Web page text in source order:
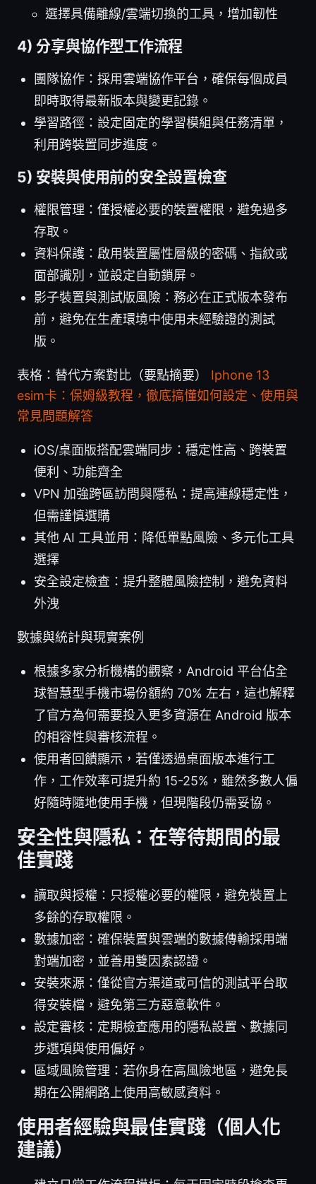
選擇具備離線/雲端切換的工具，增加韌性
4) 分享與協作型工作流程
團隊協作：採用雲端協作平台，確保每個成員
即時取得最新版本與變更記錄。
學習路徑：設定固定的學習模組與任務清單，
利用跨裝置同步進度。
5) 安裝與使用前的安全設置檢查
權限管理：僅授權必要的裝置權限，避免過多
存取。
資料保護：啟用裝置屬性層級的密碼、指紋或
面部識別，並設定自動鎖屏。
影子裝置與測試版風險：務必在正式版本發布
前，避免在生產環境中使用未經驗證的測試
版。
表格：替代方案對比（要點摘要） Iphone 13
esim卡：保姆級教程，徹底搞懂如何設定、使用與
常見問題解答
iOS/桌面版搭配雲端同步：穩定性高、跨裝置
便利、功能齊全
VPN 加強跨區訪問與隱私：提高連線穩定性，
但需謹慎選購
其他 AI 工具並用：降低單點風險、多元化工具
選擇
安全設定檢查：提升整體風險控制，避免資料
外洩
數據與統計與現實案例
根據多家分析機構的觀察，Android 平台佔全
球智慧型手機市場份額約 70% 左右，這也解釋
了官方為何需要投入更多資源在 Android 版本
的相容性與審核流程。
使用者回饋顯示，若僅透過桌面版本進行工
作，工作效率可提升約 15-25%，雖然多數人偏
好隨時隨地使用手機，但現階段仍需妥協。
安全性與隱私：在等待期間的最
佳實踐
讀取與授權：只授權必要的權限，避免裝置上
多餘的存取權限。
數據加密：確保裝置與雲端的數據傳輸採用端
對端加密，並善用雙因素認證。
安裝來源：僅從官方渠道或可信的測試平台取
得安裝檔，避免第三方惡意軟件。
設定審核：定期檢查應用的隱私設置、數據同
步選項與使用偏好。
區域風險管理：若你身在高風險地區，避免長
期在公開網路上使用高敏感資料。
使用者經驗與最佳實踐（個人化
建議）